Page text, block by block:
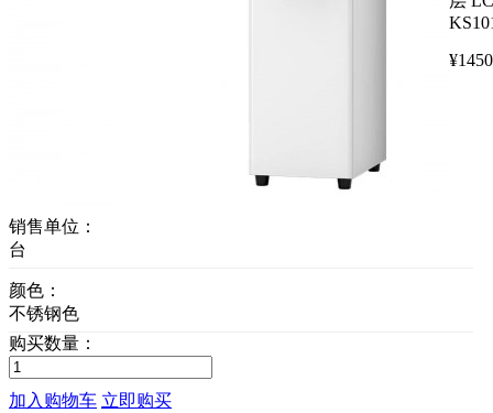
¥
销售单位：
台
颜色：
不锈钢色
购买数量：
加入购物车 立即购买